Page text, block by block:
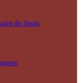
de Jesús